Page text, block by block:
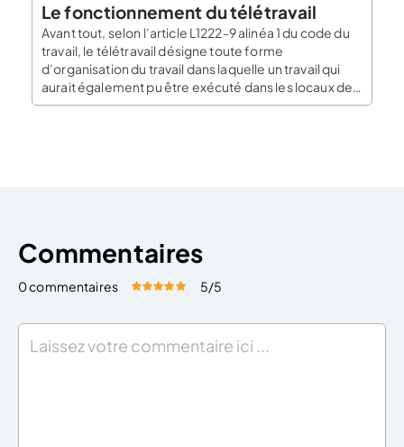
Le fonctionnement du télétravail
Avant tout, selon l’article L1222-9 alinéa 1 du code du
travail, le télétravail désigne toute forme
d’organisation du travail dans laquelle un travail qui
aurait également pu être exécuté dans les locaux de
l’employeur est effectué par un salarié hors de ces
Commentaires
0 commentaires Évaluez cet article:
5/5